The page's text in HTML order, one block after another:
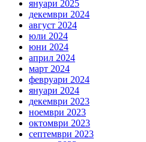
януари 2025
декември 2024
август 2024
юли 2024
юни 2024
април 2024
март 2024
февруари 2024
януари 2024
декември 2023
ноември 2023
октомври 2023
септември 2023